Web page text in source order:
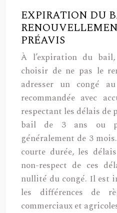
EXPIRATION DU
PRÉAVIS
À l’expiration du
choisir de ne pas le
adresser un congé
recommandée avec
respectant les délais de
bail de 3 ans ou
généralement de 3
courte durée, les
non-respect de ces
nullité du congé. Il est
les différences de
commerciaux et